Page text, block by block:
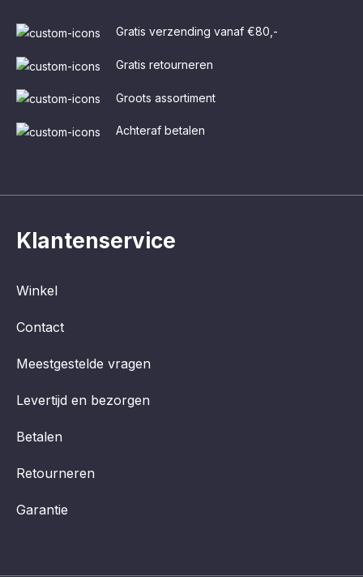
Klantenservice
Winkel
Contact
Meestgestelde vragen
Levertijd en bezorgen
Betalen
Retourneren
Garantie
Gratis verzending vanaf €80,-
Gratis retourneren
Groots assortiment
Achteraf betalen